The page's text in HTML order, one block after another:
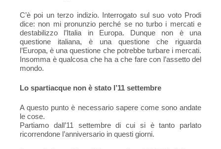
C’è poi un terzo indizio. Interrogato sul suo voto Prodi
dice: non mi pronunzio perché se no turbo i mercati e
destabilizzo l’Italia in Europa. Dunque non è una
questione italiana, è una questione che riguarda
l’Europa, è una questione che potrebbe turbare i mercati.
Insomma è qualcosa che ha a che fare con l’assetto del
mondo.
Lo spartiacque non è stato l’11 settembre
A questo punto è necessario sapere come sono andate
le cose.
Partiamo dall’11 settembre di cui si è tanto parlato
ricorrendone l’anniversario in questi giorni.